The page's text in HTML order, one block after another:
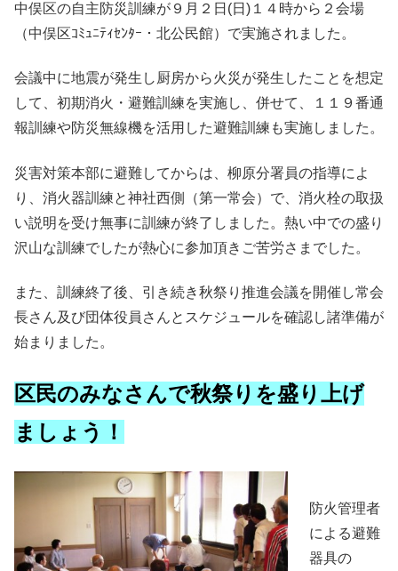
中俣区の自主防災訓練が９月２日(日)１４時から２会場
（中俣区ｺﾐｭﾆﾃｨｾﾝﾀｰ・北公民館）で実施されました。
会議中に地震が発生し厨房から火災が発生したことを想定
して、初期消火・避難訓練を実施し、併せて、１１９番通
報訓練や防災無線機を活用した避難訓練も実施しました。
災害対策本部に避難してからは、柳原分署員の指導によ
り、消火器訓練と神社西側（第一常会）で、消火栓の取扱
い説明を受け無事に訓練が終了しました。熱い中での盛り
沢山な訓練でしたが熱心に参加頂きご苦労さまでした。
また、訓練終了後、引き続き秋祭り推進会議を開催し常会
長さん及び団体役員さんとスケジュールを確認し諸準備が
始まりました。
区民のみなさんで秋祭りを盛り上げ
ましょう！
防火管理者
による避難
器具の